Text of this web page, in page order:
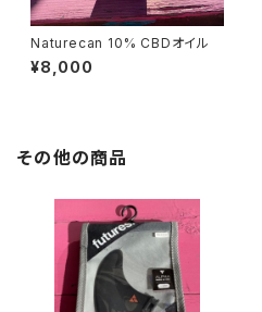
Naturecan 10% CBDオイル
¥8,000
その他の商品